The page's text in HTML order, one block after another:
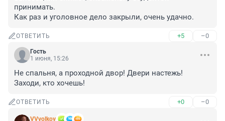
принимать.
Как раз и уголовное дело закрыли, очень удачно.
ОТВЕТИТЬ +5 –0
Гость
1 июня, 15:26
Не спальня, а проходной двор! Двери настежь!
Заходи, кто хочешь!
ОТВЕТИТЬ +0 –0
VVvolkov